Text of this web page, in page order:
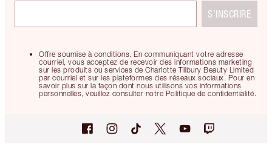
Offre soumise à conditions. En communiquant votre adresse
courriel, vous acceptez de recevoir des informations marketing
sur les produits ou services de Charlotte Tilbury Beauty Limited
par courriel et sur les plateformes des réseaux sociaux. Pour en
savoir plus sur la façon dont nous utilisons vos informations
personnelles, veuillez consulter notre Politique de confidentialité.
S’INSCRIRE